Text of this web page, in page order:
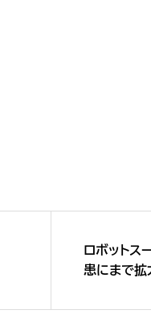
ロボットス
患にまで拡